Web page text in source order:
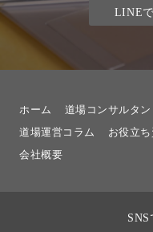
LINE
ホーム 道場コンサルタン
道場運営コラム
お役立
会社概要